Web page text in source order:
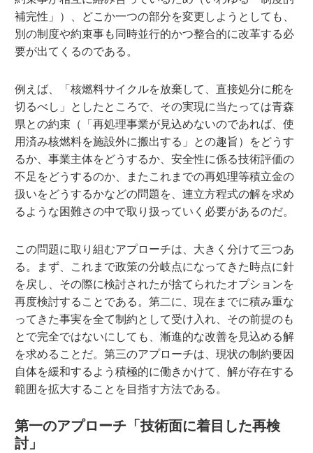
補完性」）、どこか一つの部分を変更しようとしても、
別の制度や約束事も同時並行的かつ整合的に改革する必
要が出てくるのである。
例えば、「核燃料サイクルを放棄して、直接処分に舵を
切るべし」としたところで、その実現に当たっては青森
県との約束（「再処理事業が見込めないのであれば、使
用済み核燃料を施設外に搬出する」との趣旨）をどうす
るか、事業主体をどうするか、安全性に係る技術評価の
不足をどうするのか、またこれまでの再処理等積立金の
扱いをどうするかなどの問題を、連立方程式の解を求め
るような困難さの中で取り扱っていく必要があるのだ。
この問題に取り組むアプローチは、大きく分けて三つあ
る。まず、これまで政策の分岐点になってきた時点に針
を戻し、その際に検討されたが捨てられたオプションを
再度検討することである。第二に、現在までに積み重な
ってきた事実を全て制約として受け入れ、その前提のも
とで完全ではないにしても、漸進的な改善を見込める解
を求めることだ。第三のアプローチは、現状の制約要因
自体を緩和するよう積極的に働きかけて、解が存在する
範囲を拡大することを目指す方法である。
第一のアプローチ「技術面に着目した再検
討」